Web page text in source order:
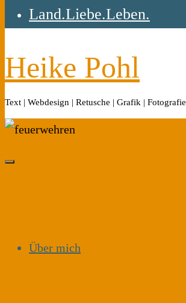
Land.Liebe.Leben.
Heike Pohl
Text | Webdesign | Retusche | Grafik | Fotografie
Über mich